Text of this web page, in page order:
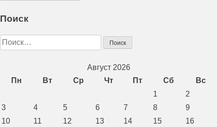
Поиск
Найти:
Август 2026
Пн
Вт Ср Чт Пт Сб Вс
1
2
3
4 5 6 7 8
9
10
11 12 13 14 15
16